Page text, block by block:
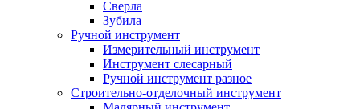
Сверла
Зубила
Ручной инструмент
Измерительный инструмент
Инструмент слесарный
Ручной инструмент разное
Строительно-отделочный инструмент